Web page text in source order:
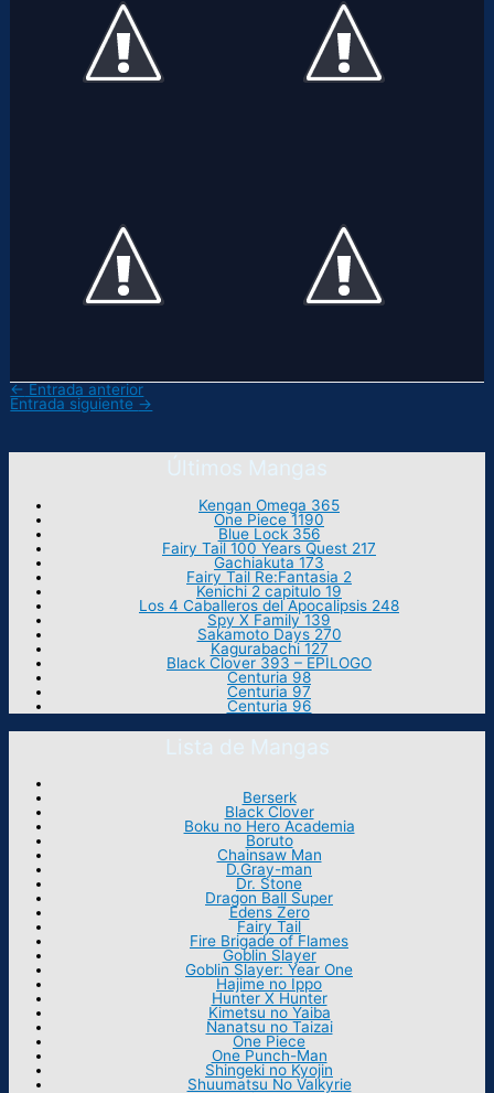
← Entrada anterior
Entrada siguiente →
Últimos Mangas
Kengan Omega 365
One Piece 1190
Blue Lock 356
Fairy Tail 100 Years Quest 217
Gachiakuta 173
Fairy Tail Re:Fantasia 2
Kenichi 2 capitulo 19
Los 4 Caballeros del Apocalipsis 248
Spy X Family 139
Sakamoto Days 270
Kagurabachi 127
Black Clover 393 – EPILOGO
Centuria 98
Centuria 97
Centuria 96
Lista de Mangas
Berserk
Black Clover
Boku no Hero Academia
Boruto
Chainsaw Man
D.Gray-man
Dr. Stone
Dragon Ball Super
Edens Zero
Fairy Tail
Fire Brigade of Flames
Goblin Slayer
Goblin Slayer: Year One
Hajime no Ippo
Hunter X Hunter
Kimetsu no Yaiba
Nanatsu no Taizai
One Piece
One Punch-Man
Shingeki no Kyojin
Shuumatsu No Valkyrie